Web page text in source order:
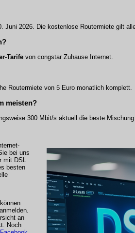
Juni 2026. Die kostenlose Routermiete gilt
Tarife von congstar Zuhause Internet.
Routermiete von 5 Euro monatlich komplett.
meisten?
300 Mbit/s aktuell die beste
bei uns
mit DSL
besten
anmelden.
an
Noch